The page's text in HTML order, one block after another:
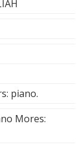
piano.
Mores: